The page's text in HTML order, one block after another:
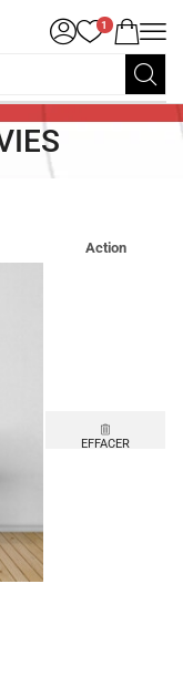
1
Action
EFFACER